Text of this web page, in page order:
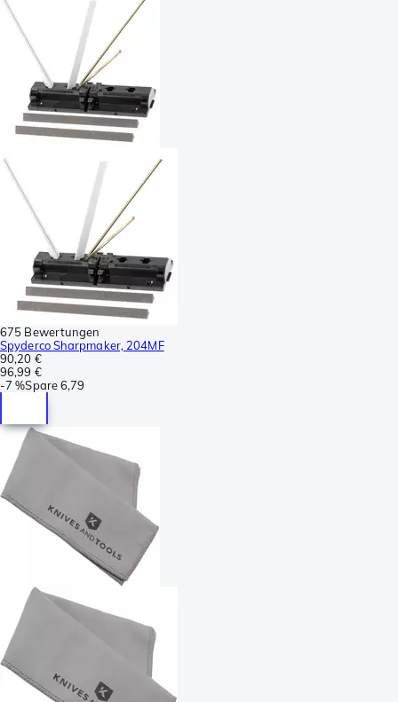
675 Bewertungen
Spyderco Sharpmaker, 204MF
90,20 €
96,99 €
-7 %Spare6,79